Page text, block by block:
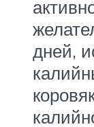
дней,